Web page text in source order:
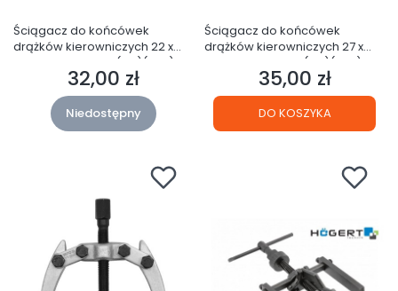
Ściągacz do końcówek
drążków kierowniczych 22 x
300mm HT8G240 (21F)(S36)
Cena
32,00 zł
Niedostępny
Ściągacz do końcówek
drążków kierowniczych 27 x
300mm HT8G241 (21F)(S36)
Cena
35,00 zł
DO KOSZYKA